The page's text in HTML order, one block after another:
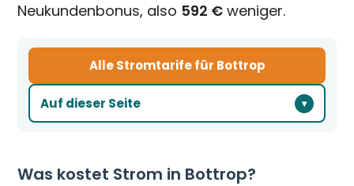
Neukundenbonus, also 592 € weniger.
Auf dieser Seite
Alle Stromtarife für Bottrop
Was kostet Strom in Bottrop?